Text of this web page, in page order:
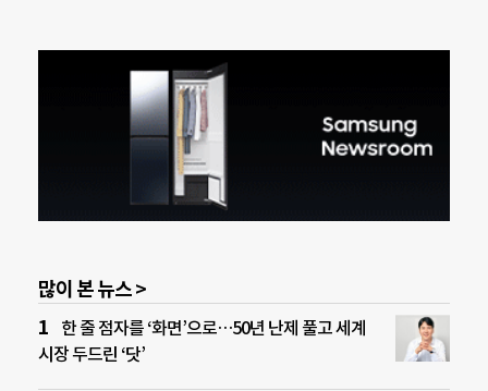
많이 본 뉴스 >
한 줄 점자를 ‘화면’으로…50년 난제 풀고 세계
시장 두드린 ‘닷’